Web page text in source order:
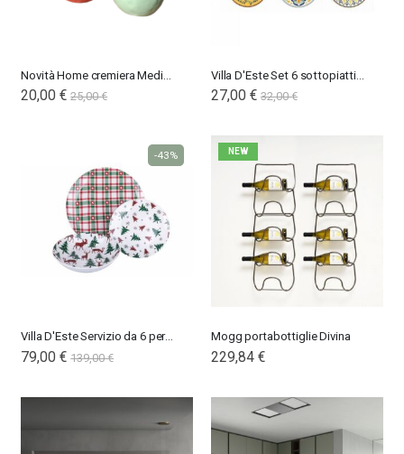
Novità Home cremiera Mediterraneo
20,00 € 25,00 €
Special
Price
27,00 € 32,00 €
Villa D'Este Servizio da 6 persone Piatti Denver
Special
Price
79,00 € 139,00 €
-43% NEW
Mogg portabottiglie Divina
229,84 €